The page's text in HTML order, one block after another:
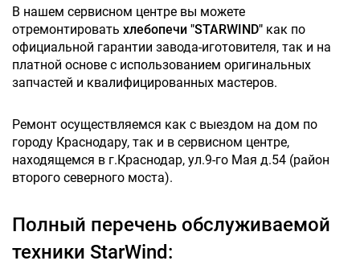
В нашем сервисном центре вы можете
отремонтировать хлебопечи "STARWIND" как по
официальной гарантии завода-иготовителя, так и на
платной основе с использованием оригинальных
запчастей и квалифицированных мастеров.
Ремонт осуществляемся как с выездом на дом по
городу Краснодару, так и в сервисном центре,
находящемся в г.Краснодар, ул.9-го Мая д.54 (район
второго северного моста).
Полный перечень обслуживаемой
техники StarWind: